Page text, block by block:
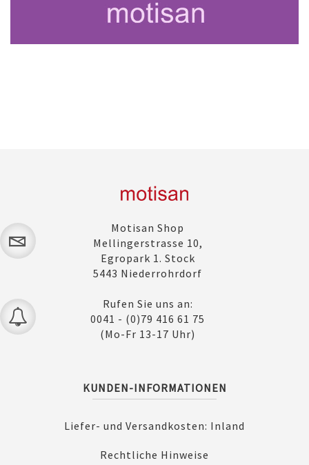
Motisan Shop
Mellingerstrasse 10,
Egropark 1. Stock
5443 Niederrohrdorf
Rufen Sie uns an:
0041 - (0)79 416 61 75
(Mo-Fr 13-17 Uhr)
KUNDEN-INFORMATIONEN
Liefer- und Versandkosten: Inland
Rechtliche Hinweise